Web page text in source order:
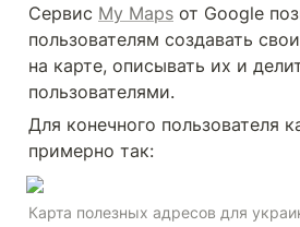
Сервис My Maps от Google
пользователям создавать
на карте, описывать их и
пользователями.
Для конечного пользователя
примерно так:
Карта полезных адресов для